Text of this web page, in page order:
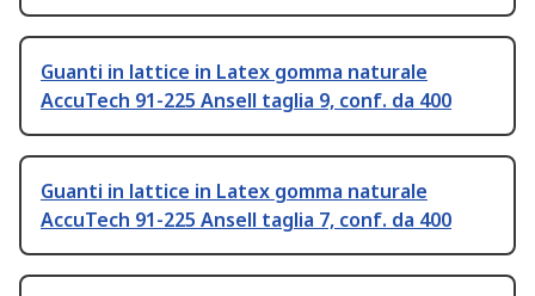
Guanti in lattice in Latex gomma naturale
AccuTech 91-225 Ansell taglia 9, conf. da 400
Guanti in lattice in Latex gomma naturale
AccuTech 91-225 Ansell taglia 7, conf. da 400